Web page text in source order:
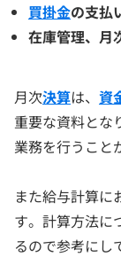
買掛金の支払
在庫管理、月
月次決算は、 資
重要な資料とな
業務を行うこと
また給与計算に
す。計算方法に
るので参考にし